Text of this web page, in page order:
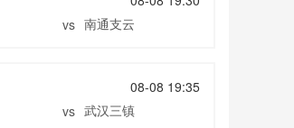
vs 南通支云
08-08 19:35
vs 武汉三镇